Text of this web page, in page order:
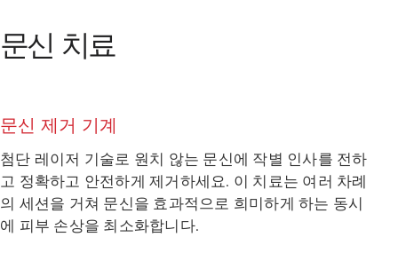
회사 소개
서비스
문의처
문신 치료
문신 제거 기계
첨단 레이저 기술로 원치 않는 문신에 작별 인사를 전하
고 정확하고 안전하게 제거하세요. 이 치료는 여러 차례
의 세션을 거쳐 문신을 효과적으로 희미하게 하는 동시
에 피부 손상을 최소화합니다.